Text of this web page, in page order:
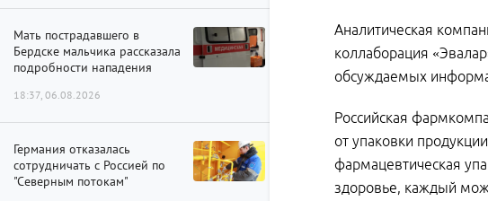
Мать пострадавшего в
Бердске мальчика рассказала
подробности нападения
18:37, 06.08.2026
Германия отказалась
сотрудничать с Россией по
"Северным потокам"
Аналитическая
коллаборация
обсуждаемых
Российская
от упаковки
фармацевтическая
здоровье, каждый